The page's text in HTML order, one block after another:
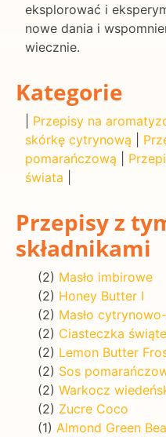
eksplorować i
nowe dania i
wiecznie.
Kategorie
Przepisy na
skórkę cytrynową
pomarańczową
świata
Przepisy z
składnikami
(2) Masło imbirowe
(2) Honey Butter I
(2) Masło
(2) Ciasteczka
(2) Lemon Butter
(2) Sos
(2) Warkocz
(2) Zucre Coco
(1) Almond Green